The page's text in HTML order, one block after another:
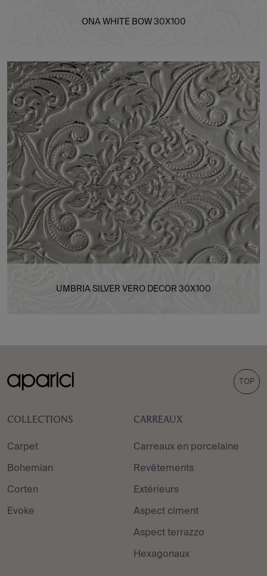
ONA WHITE BOW 30X100
UMBRIA SILVER VERO DECOR 30X100
TOP
COLLECTIONS
Carpet
Bohemian
Corten
Evoke
CARREAUX
Carreaux en porcelaine
Revêtements
Extérieurs
Aspect ciment
Aspect terrazzo
Hexagonaux